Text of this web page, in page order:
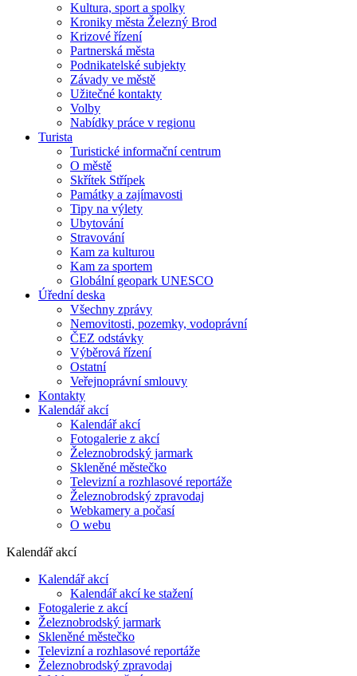
Kultura, sport a spolky
Kroniky města Železný Brod
Krizové řízení
Partnerská města
Podnikatelské subjekty
Závady ve městě
Užitečné kontakty
Volby
Nabídky práce v regionu
Turista
Turistické informační centrum
O městě
Skřítek Střípek
Památky a zajímavosti
Tipy na výlety
Ubytování
Stravování
Kam za kulturou
Kam za sportem
Globální geopark UNESCO
Úřední deska
Všechny zprávy
Nemovitosti, pozemky, vodoprávní
ČEZ odstávky
Výběrová řízení
Ostatní
Veřejnoprávní smlouvy
Kontakty
Kalendář akcí
Kalendář akcí
Fotogalerie z akcí
Železnobrodský jarmark
Skleněné městečko
Televizní a rozhlasové reportáže
Železnobrodský zpravodaj
Webkamery a počasí
O webu
Kalendář akcí
Kalendář akcí
Kalendář akcí ke stažení
Fotogalerie z akcí
Železnobrodský jarmark
Skleněné městečko
Televizní a rozhlasové reportáže
Železnobrodský zpravodaj